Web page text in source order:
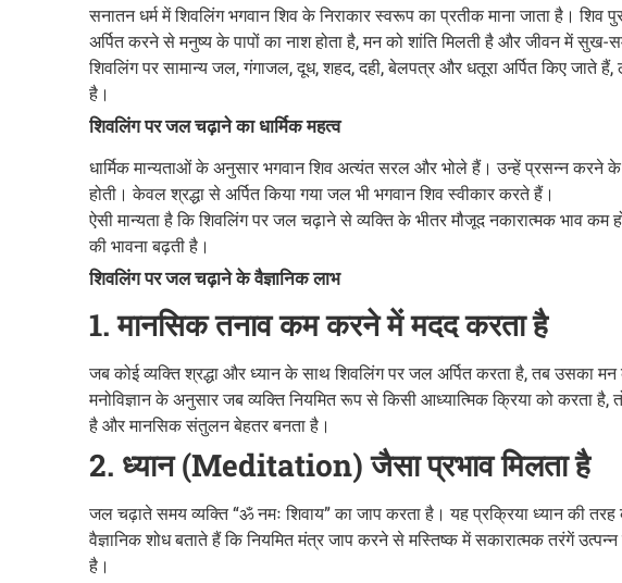
सनातन धर्म में शिवलिंग भगवान शिव के निराकार स्वरूप का प्रतीक माना जाता है।
अर्पित करने से मनुष्य के पापों का नाश होता है, मन को शांति मिलती है और जीवन में सुख-
शिवलिंग पर सामान्य जल, गंगाजल, दूध, शहद, दही, बेलपत्र और धतूरा अर्पित किए जाते
है।
शिवलिंग पर जल चढ़ाने का धार्मिक महत्व
धार्मिक मान्यताओं के अनुसार भगवान शिव अत्यंत सरल और भोले हैं। उन्हें प्रसन्न करने
होती। केवल श्रद्धा से अर्पित किया गया जल भी भगवान शिव स्वीकार करते हैं।
ऐसी मान्यता है कि शिवलिंग पर जल चढ़ाने से व्यक्ति के भीतर मौजूद नकारात्मक भाव कम
की भावना बढ़ती है।
शिवलिंग पर जल चढ़ाने के वैज्ञानिक लाभ
1. मानसिक तनाव कम करने में मदद करता है
जब कोई व्यक्ति श्रद्धा और ध्यान के साथ शिवलिंग पर जल अर्पित करता है, तब उसका
मनोविज्ञान के अनुसार जब व्यक्ति नियमित रूप से किसी आध्यात्मिक क्रिया को करता
है और मानसिक संतुलन बेहतर बनता है।
2. ध्यान (Meditation) जैसा प्रभाव मिलता है
जल चढ़ाते समय व्यक्ति “ॐ नमः शिवाय” का जाप करता है। यह प्रक्रिया ध्यान की तरह
वैज्ञानिक शोध बताते हैं कि नियमित मंत्र जाप करने से मस्तिष्क में सकारात्मक तरंगें
है।